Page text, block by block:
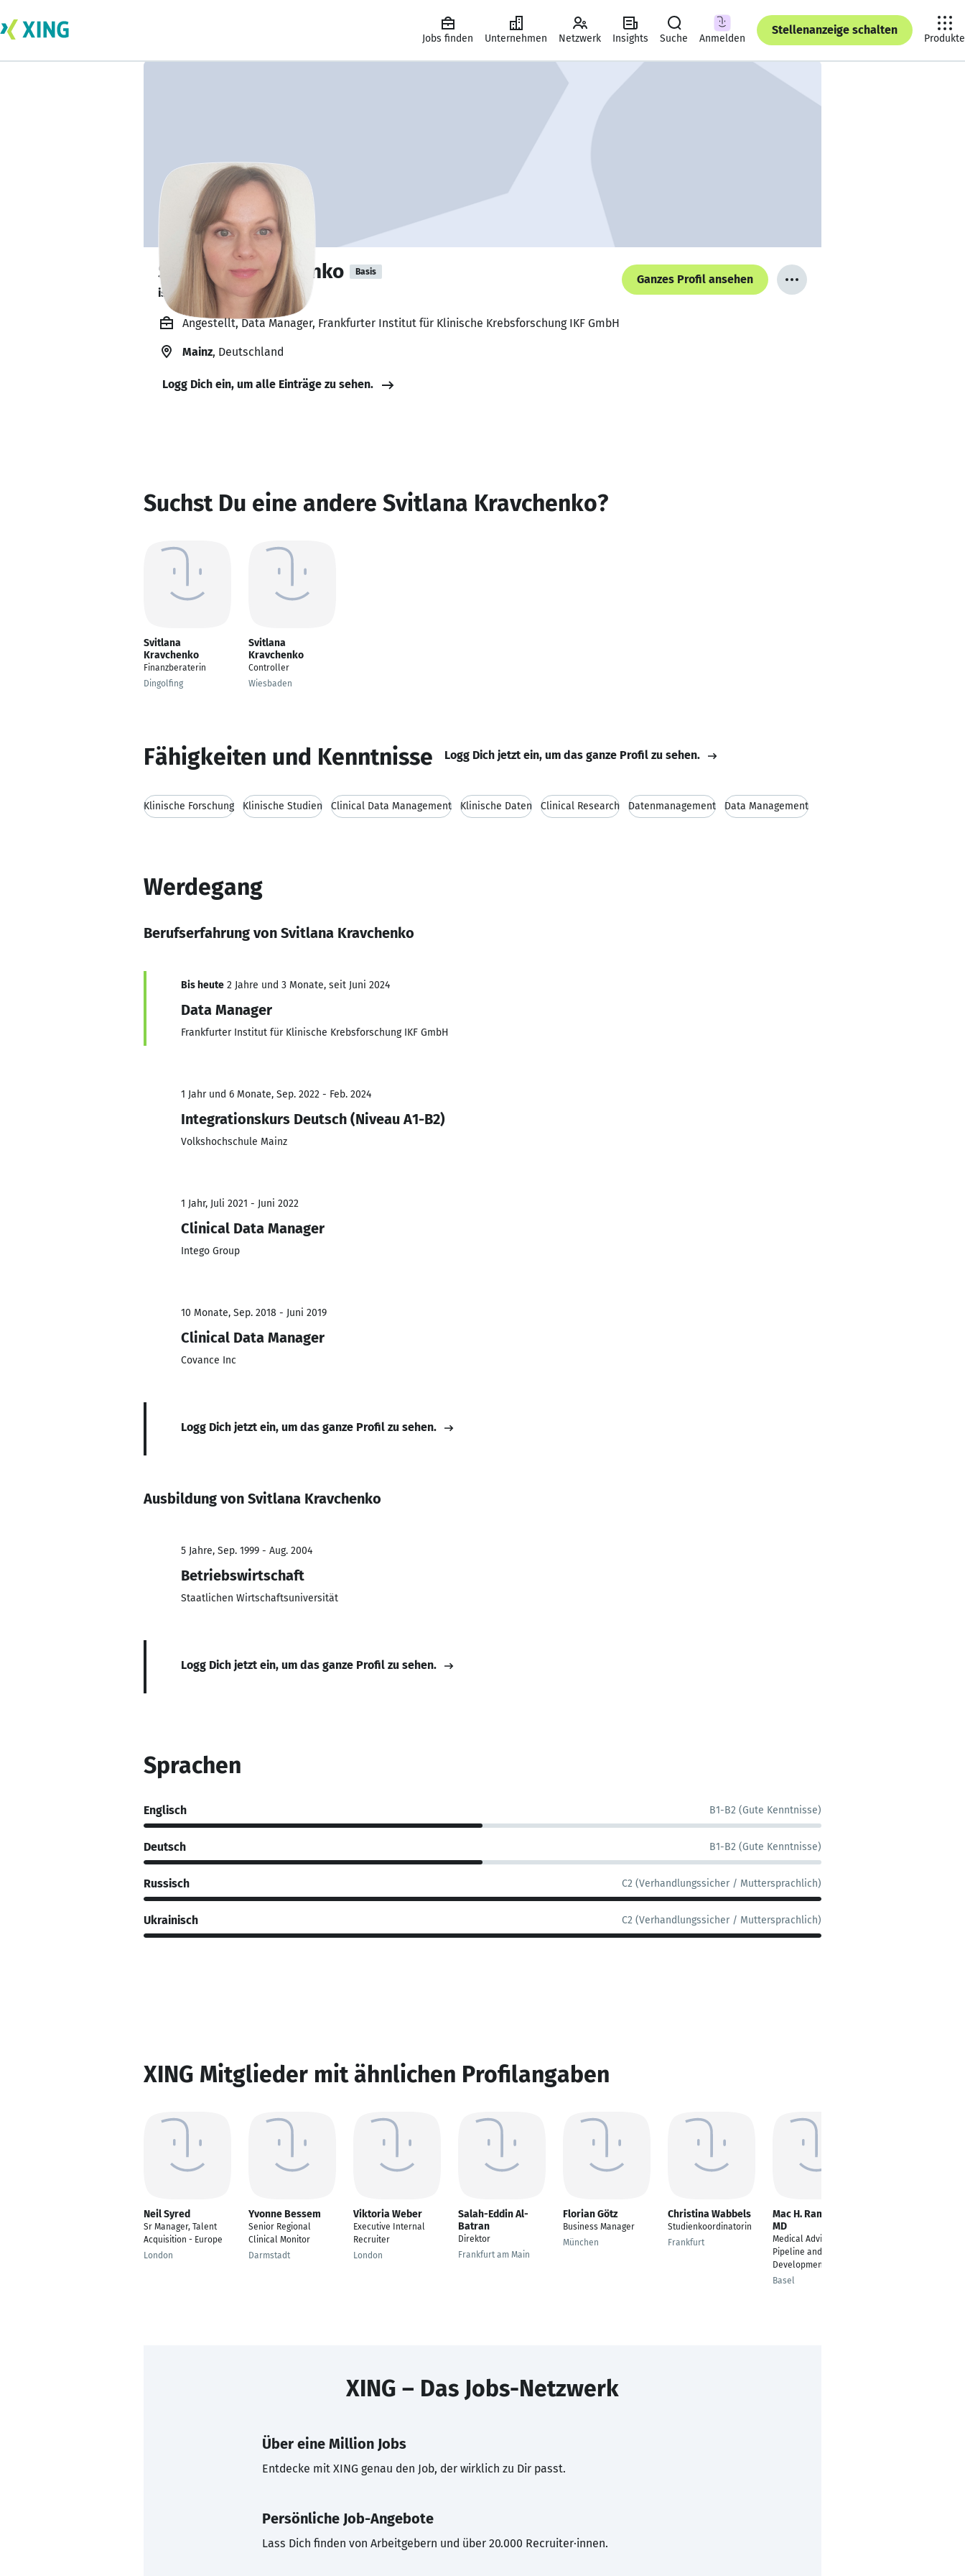
Jobs finden Unternehmen Netzwerk Insights Suche Anmelden
Stellenanzeige schalten
Produkte
Svitlana Kravchenko Basis
ist offen für Projekte. 🔎
Ganzes Profil ansehen
Angestellt, Data Manager, Frankfurter Institut für Klinische Krebsforschung IKF GmbH
Mainz, Deutschland
Logg Dich ein, um alle Einträge zu sehen.
Suchst Du eine andere Svitlana Kravchenko?
Svitlana
Kravchenko
Finanzberaterin
Dingolfing
Svitlana
Kravchenko
Controller
Wiesbaden
Fähigkeiten und Kenntnisse Logg Dich jetzt ein, um das ganze Profil zu sehen.
Klinische Forschung Klinische Studien Clinical Data Management Klinische Daten Clinical Research Datenmanagement Data Management
Werdegang
Berufserfahrung von Svitlana Kravchenko
Bis heute 2 Jahre und 3 Monate, seit Juni 2024
Data Manager
Frankfurter Institut für Klinische Krebsforschung IKF GmbH
1 Jahr und 6 Monate, Sep. 2022 - Feb. 2024
Integrationskurs Deutsch (Niveau A1-B2)
Volkshochschule Mainz
1 Jahr, Juli 2021 - Juni 2022
Clinical Data Manager
Intego Group
10 Monate, Sep. 2018 - Juni 2019
Clinical Data Manager
Covance Inc
Logg Dich jetzt ein, um das ganze Profil zu sehen.
Ausbildung von Svitlana Kravchenko
5 Jahre, Sep. 1999 - Aug. 2004
Betriebswirtschaft
Staatlichen Wirtschaftsuniversität
Logg Dich jetzt ein, um das ganze Profil zu sehen.
Sprachen
Englisch B1-B2 (Gute Kenntnisse)
Deutsch B1-B2 (Gute Kenntnisse)
Russisch C2 (Verhandlungssicher / Muttersprachlich)
Ukrainisch C2 (Verhandlungssicher / Muttersprachlich)
XING Mitglieder mit ähnlichen Profilangaben
Neil Syred
Sr Manager, Talent
Acquisition - Europe
London
Yvonne Bessem
Senior Regional
Clinical Monitor
Darmstadt
Viktoria Weber
Executive Internal
Recruiter
London
Salah-Eddin Al-
Batran
Direktor
Frankfurt am Main
Florian Götz
Business Manager
München
Christina Wabbels
Studienkoordinatorin
Frankfurt
Mac H. Ramos F.
MD
Medical Advisor
Pipeline and Early
Development
Basel
XING – Das Jobs-Netzwerk
Über eine Million Jobs
Entdecke mit XING genau den Job, der wirklich zu Dir passt.
Persönliche Job-Angebote
Lass Dich finden von Arbeitgebern und über 20.000 Recruiter·innen.